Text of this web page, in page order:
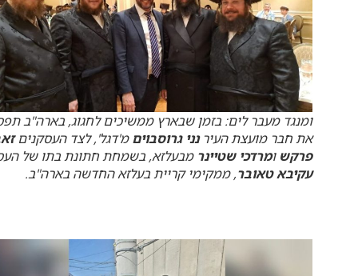
ומנגד מעבר לים: בזמן שבארץ ממשיכים לחגוג, בארה"ב
את חבר מועצת העירנני גרוסבויםמ'דגל', לצד העסקנים
פרקש ומרדכי שטיינר מבעלזא, בשמחת חתונת בתו של
עקיבא טאובר, ממקימי קריית בעלזא החדשה בארה"ב.